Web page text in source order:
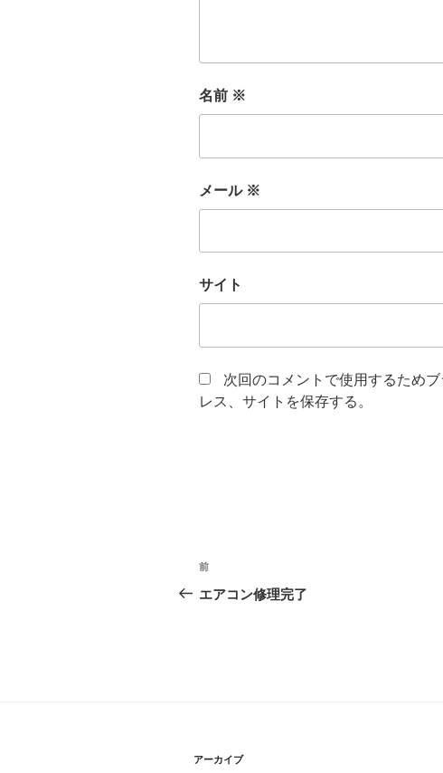
名前 ※
メール ※
サイト
次回のコメントで使用するため
レス、サイトを保存する。
投
稿
シ
前
の
前
エアコン修理完了
アーカイブ